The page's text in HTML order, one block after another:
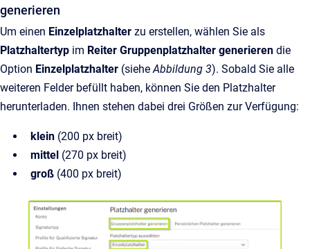
generieren
Um einen Einzelplatzhalter zu erstellen, wählen Sie als
Platzhaltertyp im Reiter Gruppenplatzhalter generieren die
Option Einzelplatzhalter (sieheAbbildung 3). Sobald Sie alle
weiteren Felder befüllt haben, können Sie den Platzhalter
herunterladen. Ihnen stehen dabei drei Größen zur Verfügung:
klein (200 px breit)
mittel (270 px breit)
groß (400 px breit)